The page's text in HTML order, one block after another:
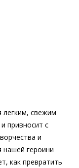
легким, свежим
привносит с
и
героини
как превратить